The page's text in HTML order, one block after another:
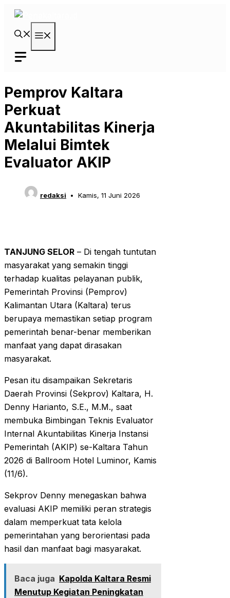
Langsung
Pemprov Kaltara
Perkuat
Akuntabilitas Kinerja
Melalui Bimtek
Evaluator AKIP
redaksi Kamis, 11 Juni 2026
TANJUNG SELOR – Di tengah tuntutan
masyarakat yang semakin tinggi
terhadap kualitas pelayanan publik,
Pemerintah Provinsi (Pemprov)
Kalimantan Utara (Kaltara) terus
berupaya memastikan setiap program
pemerintah benar-benar memberikan
manfaat yang dapat dirasakan
masyarakat.
Pesan itu disampaikan Sekretaris
Daerah Provinsi (Sekprov) Kaltara, H.
Denny Harianto, S.E., M.M., saat
membuka Bimbingan Teknis Evaluator
Internal Akuntabilitas Kinerja Instansi
Pemerintah (AKIP) se-Kaltara Tahun
2026 di Ballroom Hotel Luminor, Kamis
(11/6).
Sekprov Denny menegaskan bahwa
evaluasi AKIP memiliki peran strategis
dalam memperkuat tata kelola
pemerintahan yang berorientasi pada
hasil dan manfaat bagi masyarakat.
Baca juga Kapolda Kaltara Resmi
Menutup Kegiatan Peningkatan